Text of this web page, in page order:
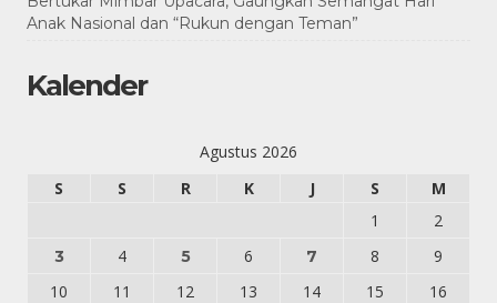
Anak Nasional dan “Rukun dengan Teman”
Kalender
Agustus 2026
S
S R K J S
M
1
2
3 4 5 6 7 8
9
10
11 12 13 14 15
16